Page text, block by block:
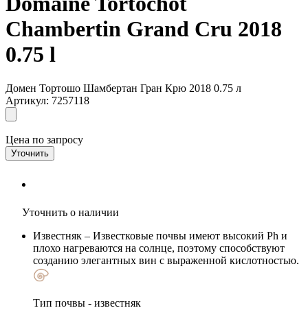
Chambertin Grand Cru 2018
0.75 l
Домен Тортошо Шамбертан Гран Крю 2018 0.75 л
Артикул: 7257118
Цена по запросу
Уточнить
Уточнить о наличии
Известняк – Известковые почвы имеют высокий Ph и
плохо нагреваются на солнце, поэтому способствуют
созданию элегантных вин с выраженной кислотностью.
Тип почвы - известняк